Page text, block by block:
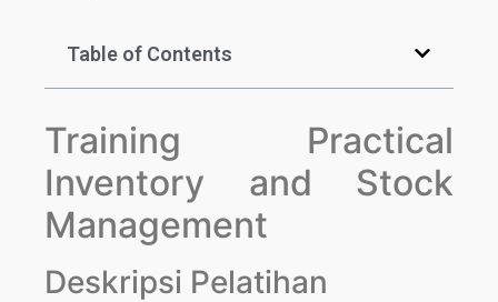
Table of Contents
Training Practical
Inventory and Stock
Management
Deskripsi Pelatihan